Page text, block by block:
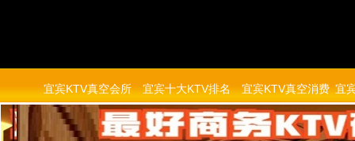
宜宾KTV真空会所 宜宾十大KTV排名 宜宾KTV真空消费 宜